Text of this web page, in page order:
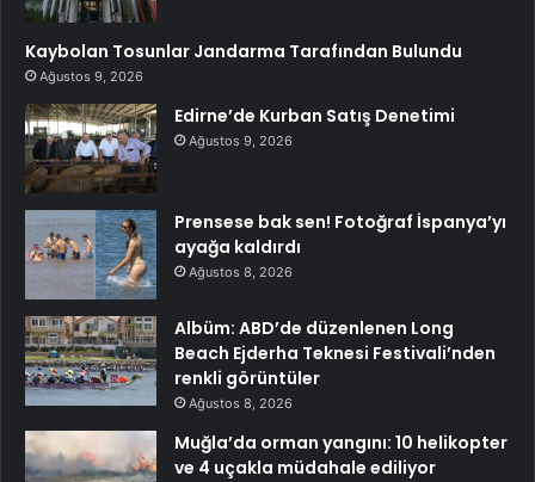
Kaybolan Tosunlar Jandarma Tarafından Bulundu
Ağustos 9, 2026
Edirne’de Kurban Satış Denetimi
Ağustos 9, 2026
Prensese bak sen! Fotoğraf İspanya’yı
ayağa kaldırdı
Ağustos 8, 2026
Albüm: ABD’de düzenlenen Long
Beach Ejderha Teknesi Festivali’nden
renkli görüntüler
Ağustos 8, 2026
Muğla’da orman yangını: 10 helikopter
ve 4 uçakla müdahale ediliyor